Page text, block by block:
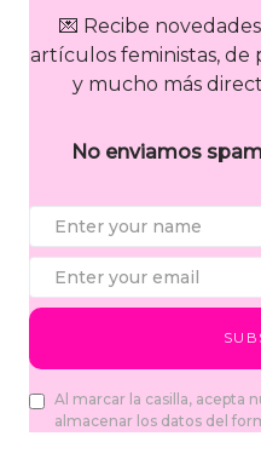
💌 Recibe
artículos feministas, de
y mucho más
No enviamos
Al marcar la casilla, acepta
almacenar los datos del